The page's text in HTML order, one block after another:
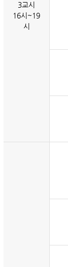
3교시
16시~19
시